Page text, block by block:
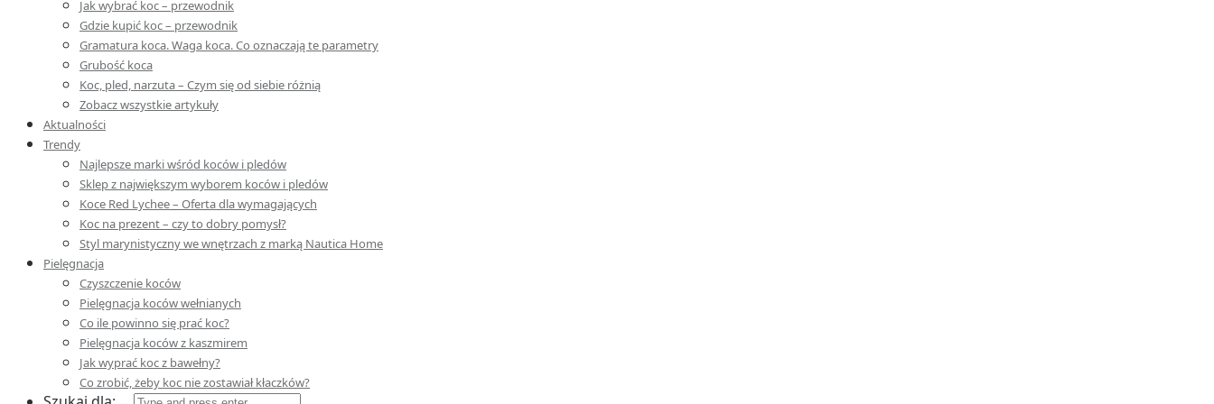
Jak wybrać koc – przewodnik
Gdzie kupić koc – przewodnik
Gramatura koca. Waga koca. Co oznaczają te parametry
Grubość koca
Koc, pled, narzuta – Czym się od siebie różnią
Zobacz wszystkie artykuły
Aktualności
Trendy
Najlepsze marki wśród koców i pledów
Sklep z największym wyborem koców i pledów
Koce Red Lychee – Oferta dla wymagających
Koc na prezent – czy to dobry pomysł?
Styl marynistyczny we wnętrzach z marką Nautica Home
Pielęgnacja
Czyszczenie koców
Pielęgnacja koców wełnianych
Co ile powinno się prać koc?
Pielęgnacja koców z kaszmirem
Jak wyprać koc z bawełny?
Co zrobić, żeby koc nie zostawiał kłaczków?